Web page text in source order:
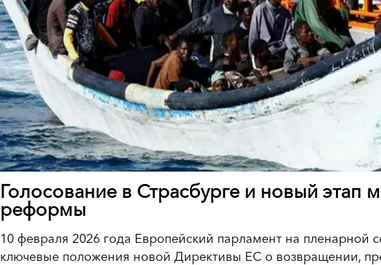
Голосование в Страсбурге и новый этап
реформы
10 февраля 2026 года Европейский парламент на пленарной
ключевые положения новой Директивы ЕС о возвращении,